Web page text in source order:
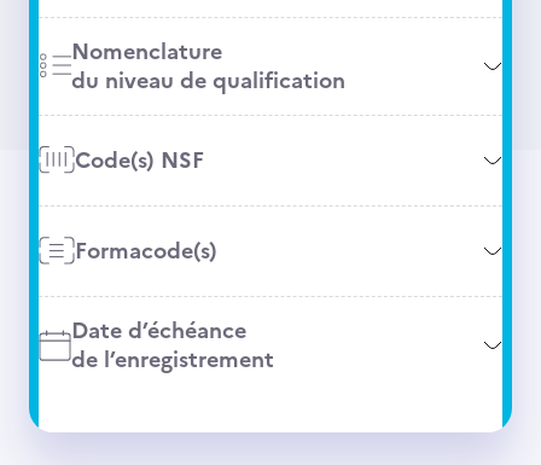
Nomenclature
du niveau de qualification
Code(s) NSF
Formacode(s)
Date d’échéance
de l’enregistrement